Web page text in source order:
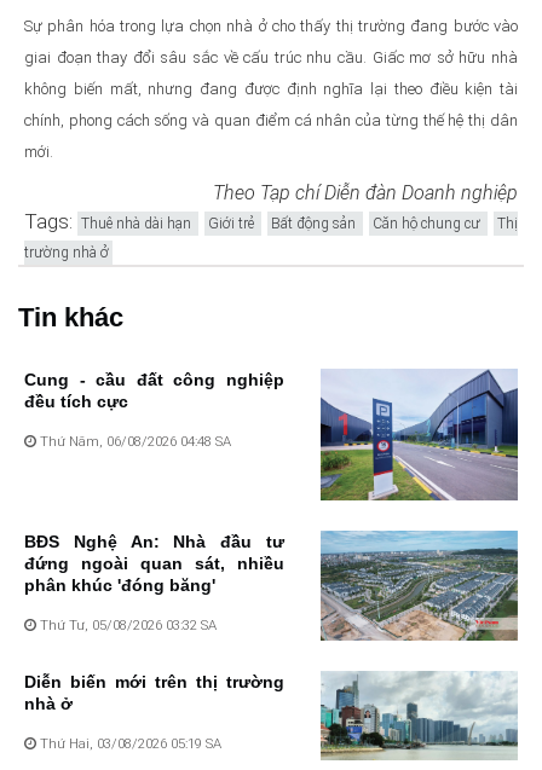
Sự phân hóa trong lựa chọn nhà ở cho thấy thị trường đang bước vào
giai đoạn thay đổi sâu sắc về cấu trúc nhu cầu. Giấc mơ sở hữu nhà
không biến mất, nhưng đang được định nghĩa lại theo điều kiện tài
chính, phong cách sống và quan điểm cá nhân của từng thế hệ thị dân
mới.
Theo Tạp chí Diễn đàn Doanh nghiệp
Tags: Thuê nhà dài hạn Giới trẻ Bất động sản Căn hộ chung cư
Thị
trường nhà ở
Tin khác
Cung - cầu đất công nghiệp
đều tích cực
Thứ Năm, 06/08/2026 04:48 SA
BĐS Nghệ An: Nhà đầu tư
đứng ngoài quan sát, nhiều
phân khúc 'đóng băng'
Thứ Tư, 05/08/2026 03:32 SA
Diễn biến mới trên thị trường
nhà ở
Thứ Hai, 03/08/2026 05:19 SA